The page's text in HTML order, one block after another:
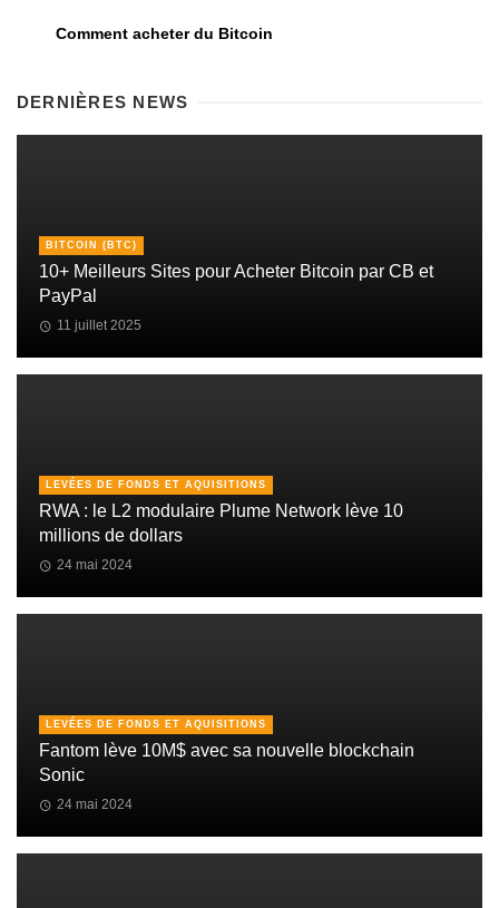
Comment acheter du Bitcoin
DERNIÈRES NEWS
BITCOIN (BTC)
10+ Meilleurs Sites pour Acheter Bitcoin par CB et
PayPal
11 juillet 2025
LEVÉES DE FONDS ET AQUISITIONS
RWA : le L2 modulaire Plume Network lève 10
millions de dollars
24 mai 2024
LEVÉES DE FONDS ET AQUISITIONS
Fantom lève 10M$ avec sa nouvelle blockchain
Sonic
24 mai 2024